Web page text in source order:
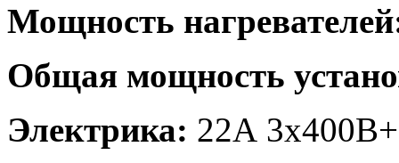
Мощность
Общая мощность
Электрика: 22А